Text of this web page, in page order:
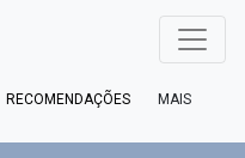
RECOMENDAÇÕES
FACT CHECK
MAIS